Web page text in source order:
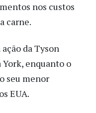
nos custos
carne.
da Tyson
York, enquanto o
seu menor
EUA.